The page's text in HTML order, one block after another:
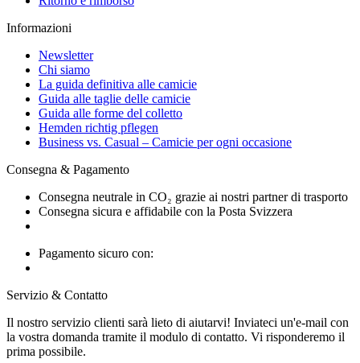
Informazioni
Newsletter
Chi siamo
La guida definitiva alle camicie
Guida alle taglie delle camicie
Guida alle forme del colletto
Hemden richtig pflegen
Business vs. Casual – Camicie per ogni occasione
Consegna & Pagamento
Consegna neutrale in CO₂ grazie ai nostri partner di trasporto
Consegna sicura e affidabile con la Posta Svizzera
Pagamento sicuro con:
Servizio & Contatto
Il nostro servizio clienti sarà lieto di aiutarvi! Inviateci un'e-mail con
la vostra domanda tramite il modulo di contatto. Vi risponderemo il
prima possibile.